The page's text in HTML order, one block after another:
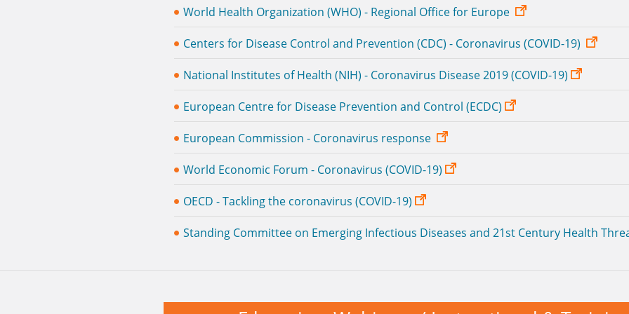
World Health Organization (WHO) - Regional Office for Europe
Centers for Disease Control and Prevention (CDC) - Coronavirus (COVID-19)
National Institutes of Health (NIH) - Coronavirus Disease 2019 (COVID-19)
Εuropean Centre for Disease Prevention and Control (ECDC)
European Commission - Coronavirus response
World Economic Forum - Coronavirus (COVID-19)
OECD - Tackling the coronavirus (COVID-19)
Standing Committee on Emerging Infectious Diseases and 21st Century Health